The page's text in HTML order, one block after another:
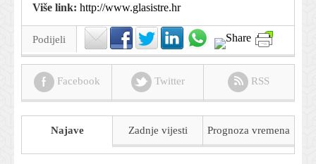
Više link: http://www.glasistre.hr
Podijeli
Facebook Twitter RSS
Najave Zadnje vijesti Prognoza vremena